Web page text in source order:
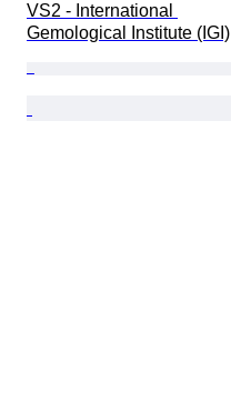
VS2 - International
Gemological Institute (IGI)